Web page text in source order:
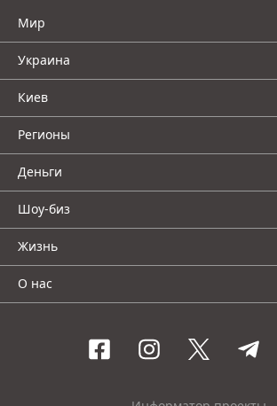
Мир
Украина
Киев
Регионы
Деньги
Шоу-биз
Жизнь
О нас